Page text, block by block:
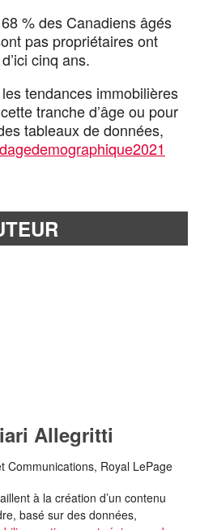
% des Canadiens âgés
pas propriétaires ont
cinq ans.
tendances immobilières
tranche d’âge ou pour
tableaux de données,
Allegritti
Communications, Royal LePage
à la création d’un contenu
basé sur des données,